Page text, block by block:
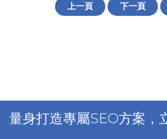
上一頁 下一頁
量身打造專屬SEO方案，